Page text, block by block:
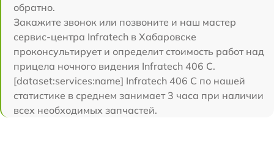
обратно.
Закажите звонок или позвоните и наш мастер
сервис-центра Infratech в Хабаровске
проконсультирует и определит стоимость работ над
прицела ночного видения Infratech 406 С.
[dataset:services:name] Infratech 406 С по нашей
статистике в среднем занимает 3 часа при наличии
всех необходимых запчастей.